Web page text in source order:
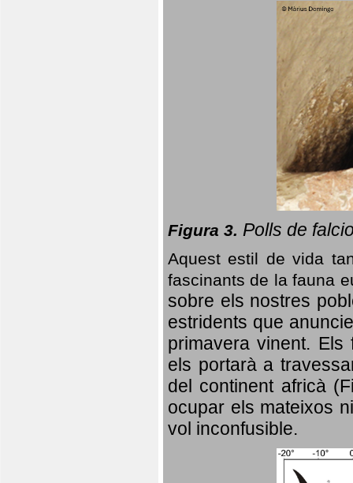
Figura 3. Polls de
Aquest estil de vida
fascinants de la fauna
sobre els nostres
estridents que
primavera vinent. Els
els portarà a
del continent africà
ocupar els mateixos
vol inconfusible.